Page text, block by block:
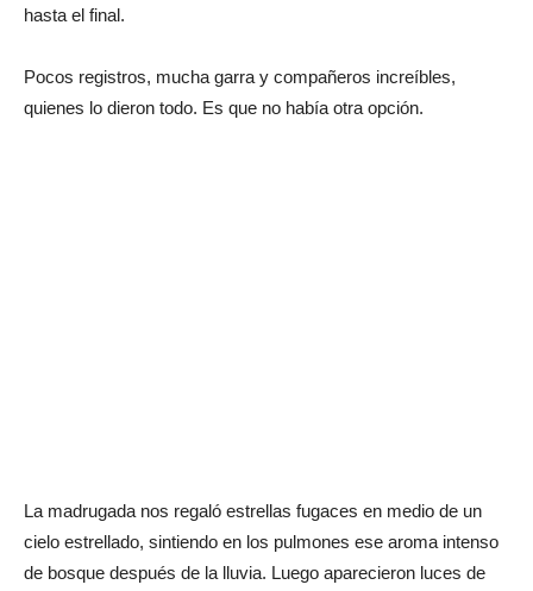
hasta el final.
Pocos registros, mucha garra y compañeros increíbles,
quienes lo dieron todo. Es que no había otra opción.
La madrugada nos regaló estrellas fugaces en medio de un
cielo estrellado, sintiendo en los pulmones ese aroma intenso
de bosque después de la lluvia. Luego aparecieron luces de